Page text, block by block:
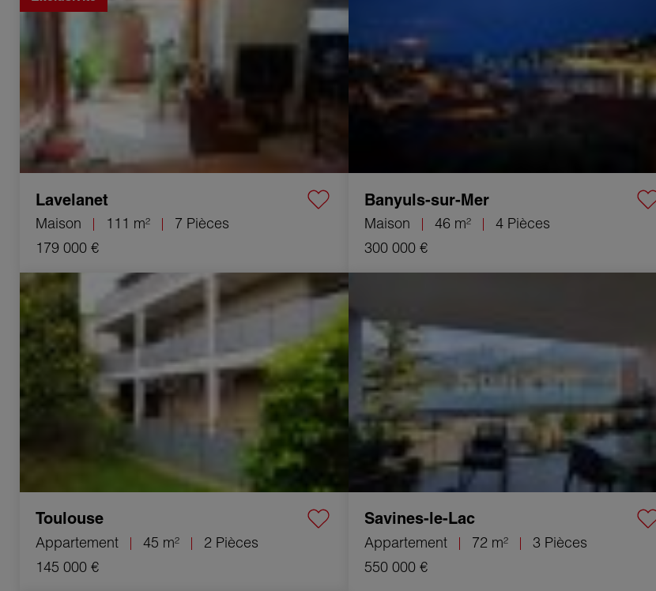
Lavelanet
Maison 111 m²
7 Pièces
179 000 €
Banyuls-sur-Mer
Maison 46 m²
4 Pièces
300 000 €
Vente Appartement Toulouse 2 Pièces 45 m²
Toulouse
Appartement 45 m²
2 Pièces
145 000 €
Savines-le-Lac
Appartement 72 m²
3 Pièces
550 000 €